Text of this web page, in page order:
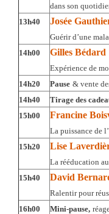
dans son
13h40
Josée
Guérir d’une
14h00
Gilles Bédard
Expérience de
14h20
Pause & vente
14h40
Tirage des
15h00
Francine
La puissance de
15h20
Lise
La rééducation
15h40
David
Ralentir pour
16h00
Mini-pause,